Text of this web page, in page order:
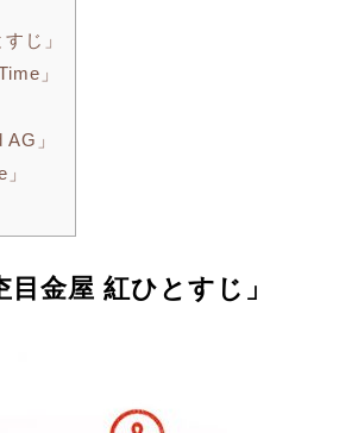
じ」
」
」
金屋 紅ひとすじ」